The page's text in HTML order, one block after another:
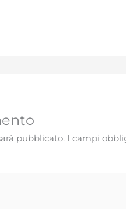
pubblicato. I campi